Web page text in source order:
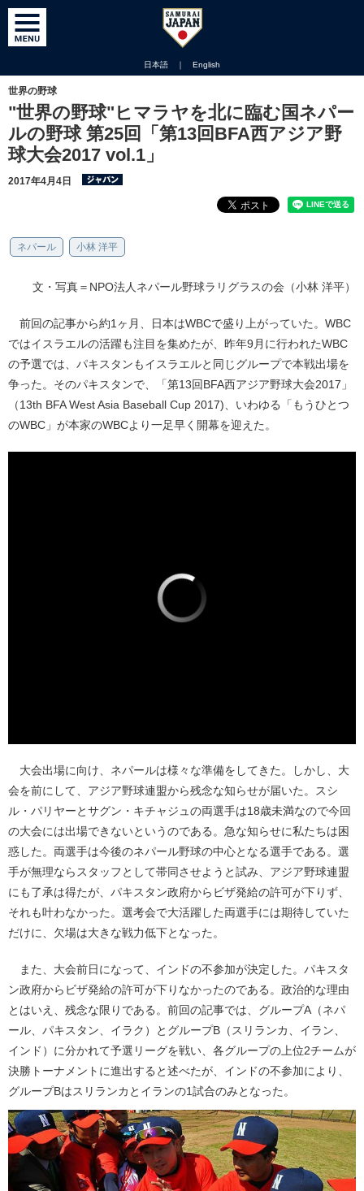
日本語 ｜ English
世界の野球
"世界の野球"ヒマラヤを北に臨む国ネパー
ルの野球 第25回「第13回BFA西アジア野
球大会2017 vol.1」
2017年4月4日
ネパール 小林 洋平
文・写真＝NPO法人ネパール野球ラリグラスの会（小林 洋平）
前回の記事から約1ヶ月、日本はWBCで盛り上がっていた。WBC
ではイスラエルの活躍も注目を集めたが、昨年9月に行われたWBC
の予選では、パキスタンもイスラエルと同じグループで本戦出場を
争った。そのパキスタンで、「第13回BFA西アジア野球大会2017」
（13th BFA West Asia Baseball Cup 2017)、いわゆる「もうひとつ
のWBC」が本家のWBCより一足早く開幕を迎えた。
大会出場に向け、ネパールは様々な準備をしてきた。しかし、大
会を前にして、アジア野球連盟から残念な知らせが届いた。スシ
ル・パリヤーとサグン・キチャジュの両選手は18歳未満なので今回
の大会には出場できないというのである。急な知らせに私たちは困
惑した。両選手は今後のネパール野球の中心となる選手である。選
手が無理ならスタッフとして帯同させようと試み、アジア野球連盟
にも了承は得たが、パキスタン政府からビザ発給の許可が下りず、
それも叶わなかった。選考会で大活躍した両選手には期待していた
だけに、欠場は大きな戦力低下となった。
また、大会前日になって、インドの不参加が決定した。パキスタ
ン政府からビザ発給の許可が下りなかったのである。政治的な理由
とはいえ、残念な限りである。前回の記事では、グループA（ネパ
ール、パキスタン、イラク）とグループB（スリランカ、イラン、
インド）に分かれて予選リーグを戦い、各グループの上位2チームが
決勝トーナメントに進出すると述べたが、インドの不参加により、
グループBはスリランカとイランの1試合のみとなった。